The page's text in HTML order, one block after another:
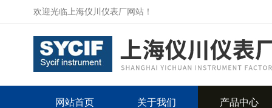
欢迎光临上海仪川仪表厂网站！
网站首页 关于我们 产品中心